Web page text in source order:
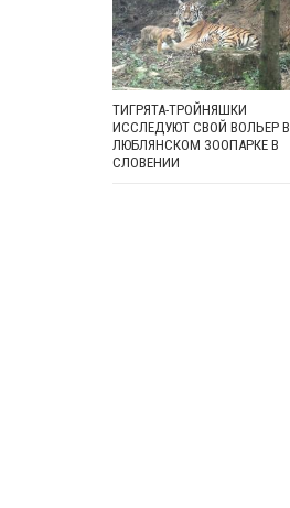
ТИГРЯТА-ТРОЙНЯШКИ
ИССЛЕДУЮТ СВОЙ ВОЛЬЕР В
ЛЮБЛЯНСКОМ ЗООПАРКЕ В
СЛОВЕНИИ